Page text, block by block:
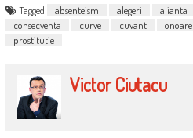
Tagged absenteism alegeri alianta
consecventa
curve cuvant onoare
prostitutie
Victor Ciutacu